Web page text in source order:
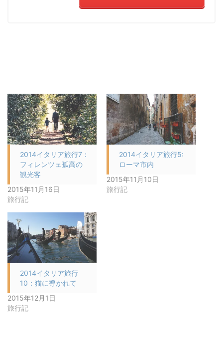
2014イタリア旅行7：
フィレンツェ孤高の
観光客
2015年11月16日
旅行記
2014イタリア旅行5:
ローマ市内
2015年11月10日
旅行記
2014イタリア旅行
10：猫に導かれて
2015年12月1日
旅行記